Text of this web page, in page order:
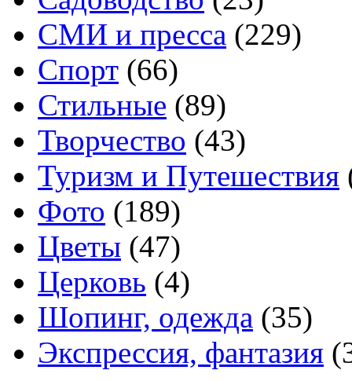
СМИ и пресса (229)
Спорт (66)
Стильные (89)
Творчество (43)
Туризм и Путешествия
Фото (189)
Цветы (47)
Церковь (4)
Шопинг, одежда (35)
Экспрессия, фантазия